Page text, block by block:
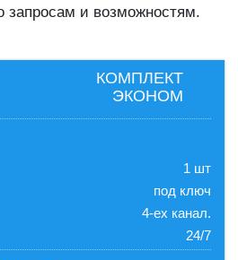
запросам и возможностям.
КОМПЛЕКТ
ЭКОНОМ
1 шт
под ключ
4-ех канал.
24/7